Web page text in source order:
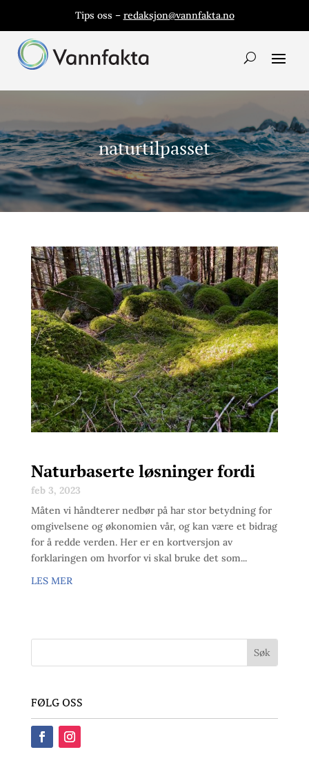
Tips oss – redaksjon@vannfakta.no
naturtilpasset
Naturbaserte løsninger fordi
feb 3, 2023
Måten vi håndterer nedbør på har stor betydning for
omgivelsene og økonomien vår, og kan være et bidrag
for å redde verden. Her er en kortversjon av
forklaringen om hvorfor vi skal bruke det som...
LES MER
FØLG OSS